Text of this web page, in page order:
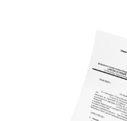
Подготовка
Настройка